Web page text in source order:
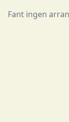
Fant ingen